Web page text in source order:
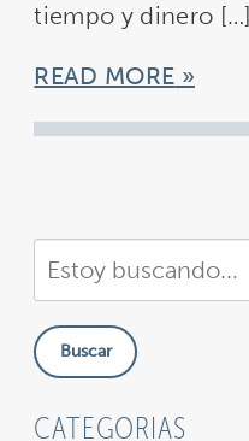
tiempo y dinero […]
READ MORE
Buscar
en
nuestra
sitioBuscar
CATEGORIAS